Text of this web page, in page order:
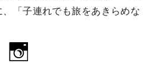
「子連れでも旅をあきらめな